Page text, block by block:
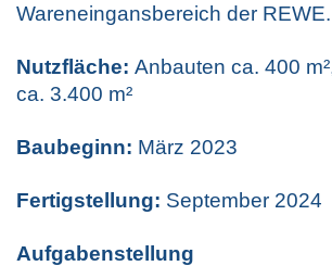
Wareneingansbereich der REWE.
Nutzfläche: Anbauten ca. 400
ca. 3.400 m²
Baubeginn: März 2023
Fertigstellung: September 2024
Aufgabenstellung